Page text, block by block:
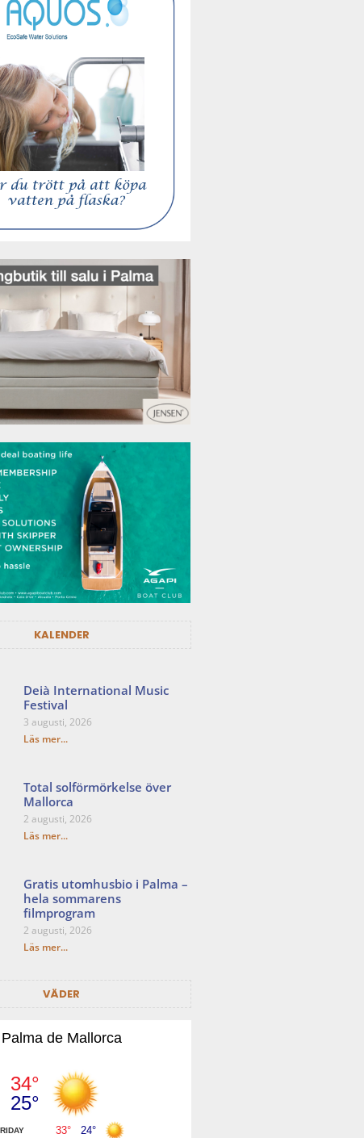
KALENDER
Deià International Music
Festival
3 augusti, 2026
Läs mer...
Total solförmörkelse över
Mallorca
2 augusti, 2026
Läs mer...
Gratis utomhusbio i Palma –
hela sommarens
filmprogram
2 augusti, 2026
Läs mer...
VÄDER
Palma de Mallorca